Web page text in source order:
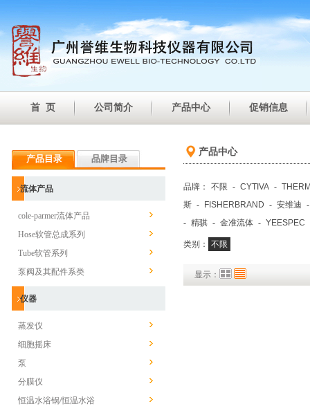
首 页 公司简介 产品中心 促销信息
产品目录 品牌目录
流体产品
cole-parmer流体产品
Hose软管总成系列
Tube软管系列
泵阀及其配件系类
仪器
蒸发仪
细胞摇床
泵
分膜仪
恒温水浴锅/恒温水浴
产品中心
品牌： 不限 - CYTIVA -
斯 - FISHERBRAND - 安维迪
- 精骐 - 金准流体 - YEESPEC
类别： 不限
显示：